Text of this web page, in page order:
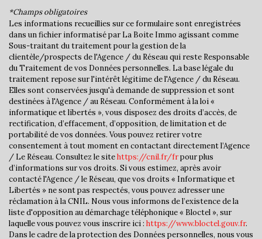
Mairie
statistiques
Nombre d'habitants
3 847
Propriétaires (vs. locataires)
Taxe habitation
16,51 %
Taxe foncière
20,30 %
Habitants de moins de 25 ans
Habitants de 25 à 55 ans
39,73 %
Habitants de plus de 55 ans
28,46 %
Nombre d'enfants par famille
0,99
Familles sans enfant
46,41 %
*Champs obligatoires
Les informations recueillies sur ce formulaire sont enregistrées
dans un fichier informatisé par La Boite Immo agissant comme
Sous-traitant du traitement pour la gestion de la
clientèle/prospects de l'Agence / du Réseau qui reste Responsable
du Traitement de vos Données personnelles. La base légale du
traitement repose sur l'intérêt légitime de l'Agence / du Réseau.
Elles sont conservées jusqu'à demande de suppression et sont
destinées à l'Agence / au Réseau. Conformément à la loi «
informatique et libertés », vous disposez des droits d’accès, de
rectification, d’effacement, d’opposition, de limitation et de
portabilité de vos données. Vous pouvez retirer votre
consentement à tout moment en contactant directement l’Agence
/ Le Réseau. Consultez le sitehttps://cnil.fr/frpour plus
d’informations sur vos droits. Si vous estimez, après avoir
contacté l'Agence / le Réseau, que vos droits « Informatique et
Libertés » ne sont pas respectés, vous pouvez adresser une
réclamation à la CNIL. Nous vous informons de l’existence de la
liste d'opposition au démarchage téléphonique « Bloctel », sur
laquelle vous pouvez vous inscrire ici : https://www.bloctel.gouv.fr.
Dans le cadre de la protection des Données personnelles, nous vous